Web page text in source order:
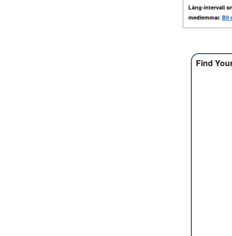
Lång-intervall
medlemmar. Bli
Find